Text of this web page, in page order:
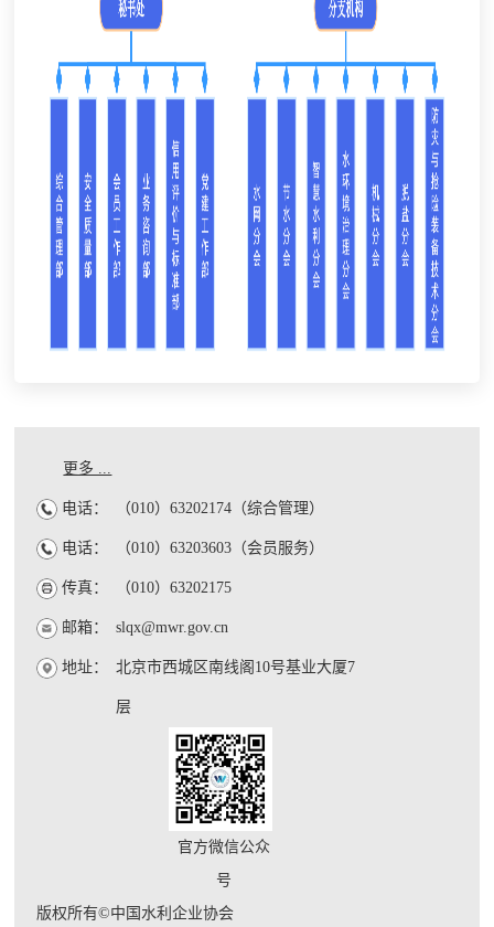
更多 ...
电话： （010）63202174（综合管理）
电话： （010）63203603（会员服务）
传真： （010）63202175
邮箱： slqx@mwr.gov.cn
地址： 北京市西城区南线阁10号基业大厦7
层
官方微信公众
号
版权所有©中国水利企业协会